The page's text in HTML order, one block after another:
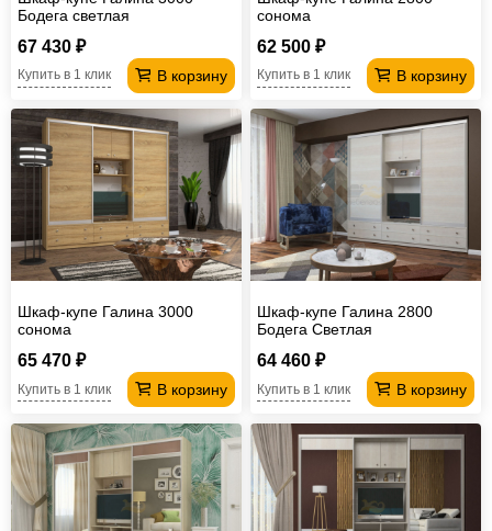
Бодега светлая
67 430 ₽
В корзину
Купить в 1 клик
сонома
62 500 ₽
В корзину
Купить в 1 клик
Шкаф-купе Галина 3000
сонома
65 470 ₽
В корзину
Купить в 1 клик
Шкаф-купе Галина 2800
Бодега Светлая
64 460 ₽
В корзину
Купить в 1 клик